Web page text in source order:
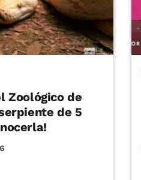
Zoológico de
de 5